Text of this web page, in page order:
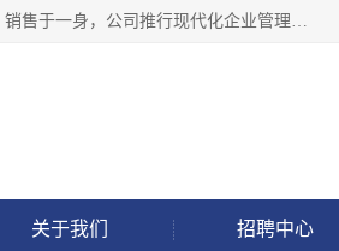
金华氟茂化工科技有限公司，位于浙江省的活力城市金华，公司集化工产品的技术研发、销售于一身，公司推行现代化企业管理理念，公司成立以来吸引了一批技术、业务、能力良好的科技人才，为多种产品的推广流通搭建良好的服务平台。我公司主要经营产品包括：PTFE微粉、FEP微粉、ECTFE、PES微粉等，这些产品由于具有、耐腐蚀、耐高温等性能而广泛应用于许多领域。
关于我们 招聘中心